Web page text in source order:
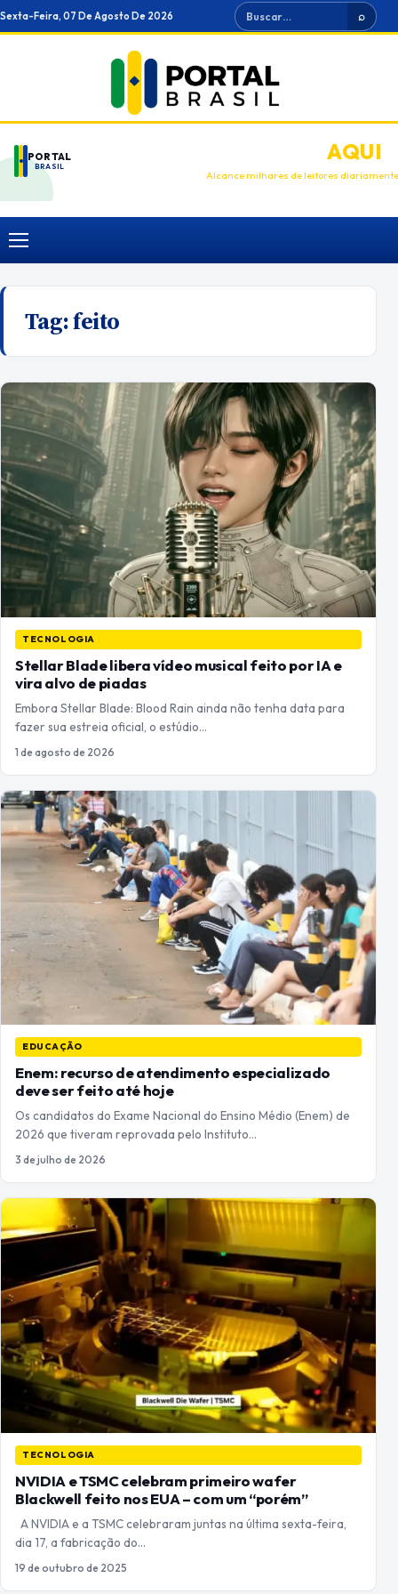
Ir
para
Sexta-Feira, 07 De Agosto De 2026 Buscar ⌕
PORTAL
BRASIL
ANUNCIEAQUI
Alcance milhares de leitores diariamente
Menu
Tag:feito
TECNOLOGIA
Stellar Blade libera vídeo musical feito por IA e
vira alvo de piadas
Embora Stellar Blade: Blood Rain ainda não tenha data para
fazer sua estreia oficial, o estúdio…
1 de agosto de 2026
EDUCAÇÃO
Enem: recurso de atendimento especializado
deve ser feito até hoje
Os candidatos do Exame Nacional do Ensino Médio (Enem) de
2026 que tiveram reprovada pelo Instituto…
3 de julho de 2026
TECNOLOGIA
NVIDIA e TSMC celebram primeiro wafer
Blackwell feito nos EUA – com um “porém”
A NVIDIA e a TSMC celebraram juntas na última sexta-feira,
dia 17, a fabricação do…
19 de outubro de 2025